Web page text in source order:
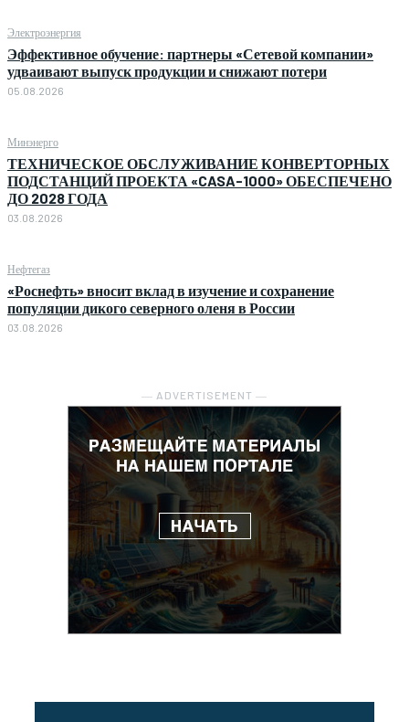
Электроэнергия
Эффективное обучение: партнеры «Сетевой компании»
удваивают выпуск продукции и снижают потери
05.08.2026
Минэнерго
ТЕХНИЧЕСКОЕ ОБСЛУЖИВАНИЕ КОНВЕРТОРНЫХ
ПОДСТАНЦИЙ ПРОЕКТА «CASA-1000» ОБЕСПЕЧЕНО
ДО 2028 ГОДА
03.08.2026
Нефтегаз
«Роснефть» вносит вклад в изучение и сохранение
популяции дикого северного оленя в России
03.08.2026
― ADVERTISEMENT ―